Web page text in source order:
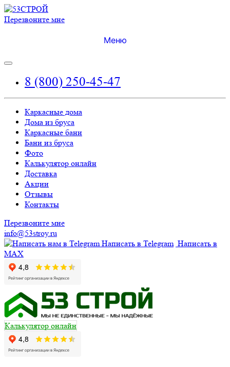
Перезвоните мне
Меню
8 (800) 250-45-47
Каркасные дома
Дома из бруса
Каркасные бани
Бани из бруса
Фото
Калькулятор онлайн
Доставка
Акции
Отзывы
Контакты
Перезвоните мне
info@53stroy.ru
Написать в Telegram Написать в
MAX
Калькулятор онлайн